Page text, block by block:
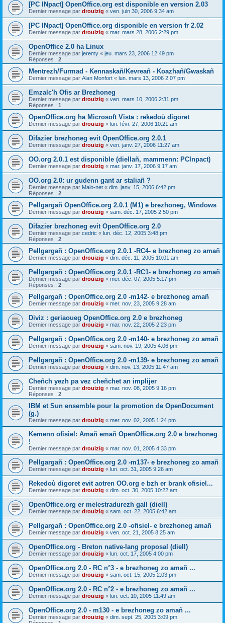
[PC INpact] OpenOffice.org est disponible en version 2.03
Dernier message par drouizig « ven. juin 30, 2006 9:34 am
[PC INpact] OpenOffice.org disponible en version fr 2.02
Dernier message par drouizig « mar. mars 28, 2006 2:29 pm
OpenOffice 2.0 ha Linux
Dernier message par jeremy « jeu. mars 23, 2006 12:49 pm
Réponses : 2
Mentrezh/Furmad - Kennaskañ/Kevreañ - Koazhañ/Gwaskañ
Dernier message par Alan Monfort « lun. mars 13, 2006 2:07 pm
Emzalc'h Ofis ar Brezhoneg
Dernier message par drouizig « ven. mars 10, 2006 2:31 pm
Réponses : 1
OpenOffice.org ha Microsoft Vista : rekedoù digoret
Dernier message par drouizig « lun. févr. 27, 2006 10:21 am
Difazier brezhoneg evit OpenOffice.org 2.0.1
Dernier message par drouizig « ven. janv. 27, 2006 11:27 am
OO.org 2.0.1 est disponible (diellañ, mammenn: PCInpact)
Dernier message par drouizig « mar. janv. 17, 2006 9:17 am
OO.org 2.0: ur gudenn gant ar staliañ ?
Dernier message par Malo-net « dim. janv. 15, 2006 6:42 pm
Réponses : 2
Pellgargañ OpenOffice.org 2.0.1 (M1) e brezhoneg, Windows
Dernier message par drouizig « sam. déc. 17, 2005 2:50 pm
Difazier brezhoneg evit OpenOffice.org 2.0
Dernier message par cedric « lun. déc. 12, 2005 3:48 pm
Réponses : 2
Pellgargañ : OpenOffice.org 2.0.1 -RC4- e brezhoneg zo amañ
Dernier message par drouizig « dim. déc. 11, 2005 10:01 am
Pellgargañ : OpenOffice.org 2.0.1 -RC1- e brezhoneg zo amañ
Dernier message par drouizig « mer. déc. 07, 2005 5:17 pm
Réponses : 2
Pellgargañ : OpenOffice.org 2.0 -m142- e brezhoneg amañ
Dernier message par drouizig « mer. nov. 23, 2005 9:28 am
Diviz : geriaoueg OpenOffice.org 2.0 e brezhoneg
Dernier message par drouizig « mar. nov. 22, 2005 2:23 pm
Pellgargañ : OpenOffice.org 2.0 -m140- e brezhoneg zo amañ
Dernier message par drouizig « sam. nov. 19, 2005 4:06 pm
Pellgargañ : OpenOffice.org 2.0 -m139- e brezhoneg zo amañ
Dernier message par drouizig « dim. nov. 13, 2005 11:47 am
Cheñch yezh pa vez cheñchet an implijer
Dernier message par drouizig « mar. nov. 08, 2005 9:16 pm
Réponses : 2
IBM et Sun ensemble pour la promotion de OpenDocument
(g.)
Dernier message par drouizig « mer. nov. 02, 2005 1:24 pm
Kemenn ofisiel: Amañ emañ OpenOffice.org 2.0 e brezhoneg
!
Dernier message par drouizig « mar. nov. 01, 2005 4:33 pm
Pellgargañ : OpenOffice.org 2.0 -m137- e brezhoneg zo amañ
Dernier message par drouizig « lun. oct. 31, 2005 9:26 am
Rekedoù digoret evit aotren OO.org e bzh er brank ofisiel...
Dernier message par drouizig « dim. oct. 30, 2005 10:22 am
OpenOffice.org er melestradurezh gall (diell)
Dernier message par drouizig « sam. oct. 22, 2005 6:42 am
Pellgargañ : OpenOffice.org 2.0 -ofisiel- e brezhoneg amañ
Dernier message par drouizig « ven. oct. 21, 2005 8:25 am
OpenOffice.org - Breton native-lang proposal (diell)
Dernier message par drouizig « lun. oct. 17, 2005 4:00 pm
OpenOffice.org 2.0 - RC n°3 - e brezhoneg zo amañ ...
Dernier message par drouizig « sam. oct. 15, 2005 2:03 pm
OpenOffice.org 2.0 - RC n°2 - e brezhoneg zo amañ ...
Dernier message par drouizig « lun. oct. 10, 2005 11:49 am
OpenOffice.org 2.0 - m130 - e brezhoneg zo amañ ...
Dernier message par drouizig « dim. sept. 25, 2005 3:09 pm